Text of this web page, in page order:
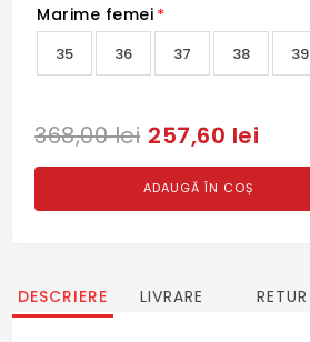
Marime femei *
35 36 37 38 39
368,00 lei 257,60 lei
ADAUGĂ ÎN COȘ
DESCRIERE LIVRARE RETUR